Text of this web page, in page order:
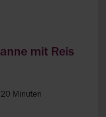
mit Reis
Minuten